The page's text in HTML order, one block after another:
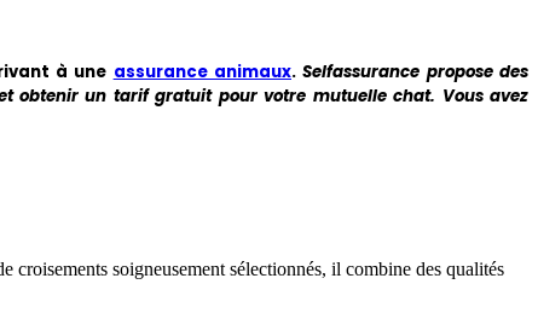
à une assurance animaux.Selfassurance propose des
obtenir un tarif gratuit pour votre mutuelle chat. Vous avez
soigneusement sélectionnés, il combine des qualités